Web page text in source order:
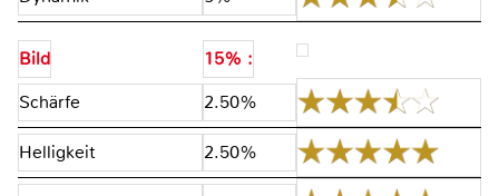
Bild
15% :
Schärfe
2.50%
Helligkeit 2.50%